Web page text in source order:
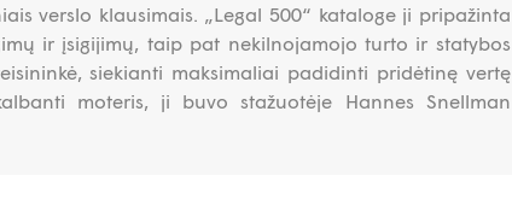
verslo klausimais. „Legal 500“ kataloge ji pripažinta
ir įsigijimų, taip pat nekilnojamojo turto ir statybos
siekianti maksimaliai padidinti pridėtinę vertę
moteris, ji buvo stažuotėje Hannes Snellman